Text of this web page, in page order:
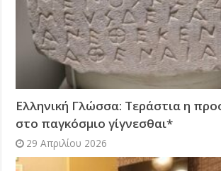
Ελληνική Γλώσσα: Τεράστια η
στο παγκόσμιο γίγνεσθαι*
29 Απριλίου 2026